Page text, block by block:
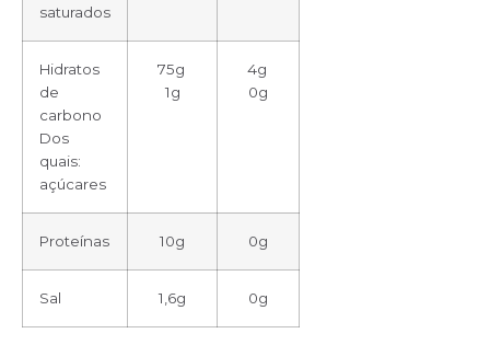
saturados
Hidratos
de
carbono
Dos
quais:
açúcares
75g
1g
4g
0g
Proteínas 10g 0g
Sal 1,6g 0g